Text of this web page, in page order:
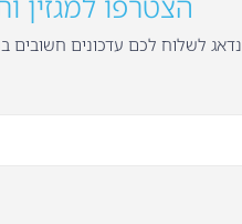
הצטרפו למגזין
נדאג לשלוח לכם עדכונים חשובים